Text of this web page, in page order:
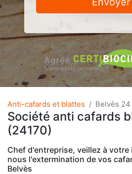
Anti-cafards et blattes Belvès
Société anti cafards
(24170)
Chef d'entreprise, veillez à votre
nous l'extermination de vos
Belvès